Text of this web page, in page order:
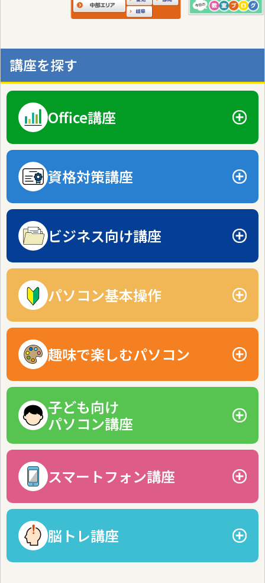
講座を探す
Office講座
ワード、エクセル、パワーポイントなど、レベルや用途によ
ワード講座
パワーポイント講座
Office講座をもっと見る
資格対策講座
納得の合格率99%！就職や転職で有利になる資格取得をサポ
サーティファイ資格対策講座
資格対策講座をもっと見る
ビジネス向け講座
ビジネスシーンで必要とされるスキルを効率よく学べます。
ビジネスベーシック Word
ビジネスベーシック Excel
ビジネスベーシック PowerPoint
ビジネスITマスター講座
Officeスキルアップ講座
Zoom入門講座
Canvaデザイン講座
Canvaクリエイティブ講座
ChatGPT活用講座
パソコン基本操作
初めてでも安心！基礎からじっくり自分のペースで学べま
Windows11 パソコン基礎講座
タッチタイピング習得
デジタル基礎知識講座
はじめてのCanva講座
趣味で楽しむパソコン
パソコンの便利な機能を活かした、趣味として楽しめる講座
デジタル写真マスター講座
ワードで作ろう講座
ワードでつくるはがき講座
インターネットマスター講座
年賀状作成講座（期間限定）
子ども向け
パソコン講座
わくわく楽しく学べる！小中学生向けの講座も充実していま
わくわくジュニアタイピング
スマートフォン講座
スマホを使えるようになると、新しい世界が広がります！
はじめてのiPhone
はじめてのスマホ（Android13）
脳トレ講座
最新の脳トレを体験できる講座をご紹介。